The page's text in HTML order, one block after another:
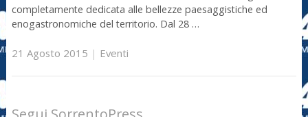
completamente dedicata alle bellezze paesaggistiche ed
enogastronomiche del territorio. Dal 28 …
21 Agosto 2015 | Eventi